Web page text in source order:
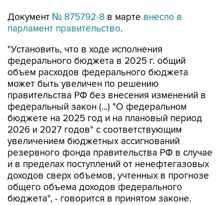
Документ № 875792-8 в марте внесло в
парламент правительство.
"Установить, что в ходе исполнения
федерального бюджета в 2025 г. общий
объем расходов федерального бюджета
может быть увеличен по решению
правительства РФ без внесения изменений в
федеральный закон (...) "О федеральном
бюджете на 2025 год и на плановый период
2026 и 2027 годов" с соответствующим
увеличением бюджетных ассигнований
резервного фонда правительства РФ в случае
и в пределах поступлений от ненефтегазовых
доходов сверх объемов, учтенных в прогнозе
общего объема доходов федерального
бюджета", - говорится в принятом законе.